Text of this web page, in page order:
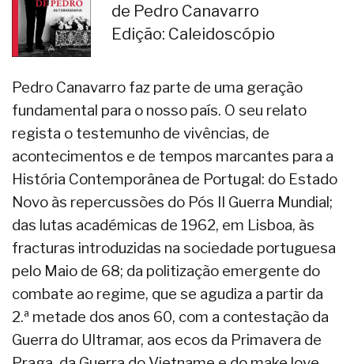
de Pedro Canavarro
Edição: Caleidoscópio
Pedro Canavarro faz parte de uma geração
fundamental para o nosso país. O seu relato
regista o testemunho de vivências, de
acontecimentos e de tempos marcantes para a
História Contemporânea de Portugal: do Estado
Novo às repercussões do Pós II Guerra Mundial;
das lutas académicas de 1962, em Lisboa, às
fracturas introduzidas na sociedade portuguesa
pelo Maio de 68; da politização emergente do
combate ao regime, que se agudiza a partir da
2.ª metade dos anos 60, com a contestação da
Guerra do Ultramar, aos ecos da Primavera de